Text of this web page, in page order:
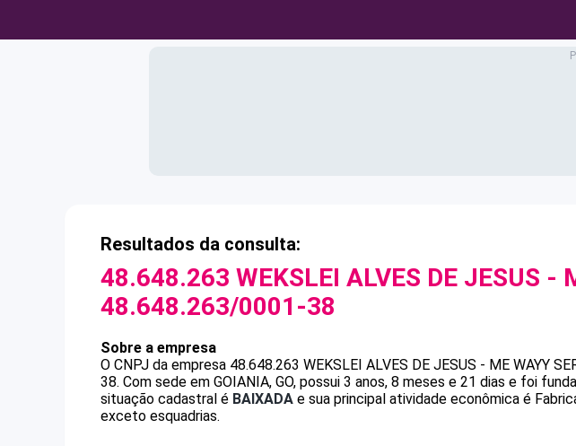
Resultados da consulta:
48.648.263 WEKSLEI ALVES DE JESUS -
48.648.263/0001-38
Sobre a empresa
O CNPJ da empresa 48.648.263 WEKSLEI ALVES DE JESUS - ME WAYY
38. Com sede em GOIANIA, GO, possui 3 anos, 8 meses e 21 dias e foi
situação cadastral é BAIXADA e sua principal atividade econômica é
exceto esquadrias.